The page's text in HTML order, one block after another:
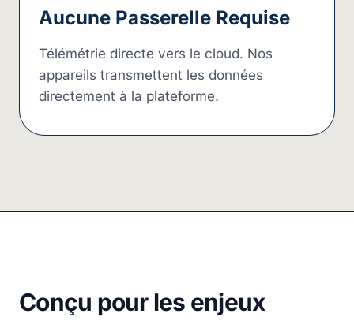
Aucune Passerelle Requise
Télémétrie directe vers le cloud. Nos
appareils transmettent les données
directement à la plateforme.
Conçu pour les enjeux